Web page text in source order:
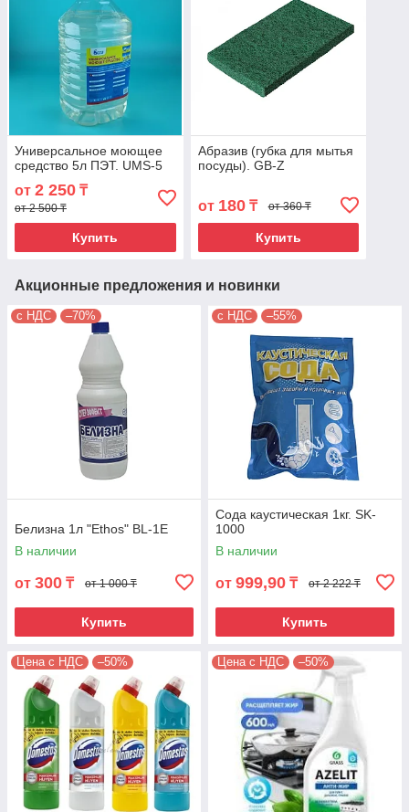
Универсальное моющее
средство 5л ПЭТ. UMS-5
от 2 250 ₸
от 2 500 ₸
Купить
Абразив (губка для мытья
посуды). GB-Z
от 180₸ от 360 ₸
Купить
Акционные предложения и новинки
с НДС –70%
Белизна 1л "Ethos" BL-1E
В наличии
от 300 ₸ от 1 000 ₸
Купить
с НДС –55%
Сода каустическая 1кг. SK-
1000
В наличии
от 999,90 ₸ от 2 222 ₸
Купить
Цена с НДС –50% Цена с НДС –50%